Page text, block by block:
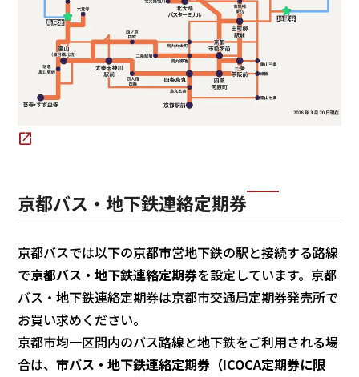
京都バス・地下鉄連絡定期券
京都バスでは以下の京都市営地下鉄の駅と接続する路線
で京都バス・地下鉄連絡定期券を設定しています。京都
バス・地下鉄連絡定期券は京都市交通局定期券発売所で
お買い求めください。
京都市均一区間内のバス路線と地下鉄をご利用される場
合は、市バス・地下鉄連絡定期券（ICOCA定期券に限